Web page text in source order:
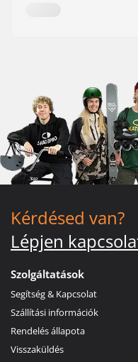
Kérdésed van?
Lépjen
Szolgáltatások
Segítség & Kapcsolat
Szállítási információk
Rendelés állapota
Visszaküldés